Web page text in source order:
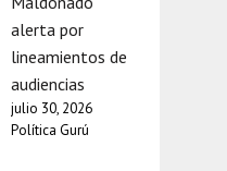
alerta por
lineamientos de
audiencias
julio 30, 2026
Política Gurú